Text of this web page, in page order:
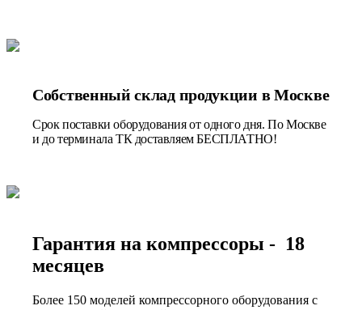
Собственный склад продукции в Москве
Срок поставки оборудования от одного дня. По Москве
и до терминала ТК доставляем БЕСПЛАТНО!
Гарантия на компрессоры - 18
месяцев
Более 150 моделей компрессорного оборудования с